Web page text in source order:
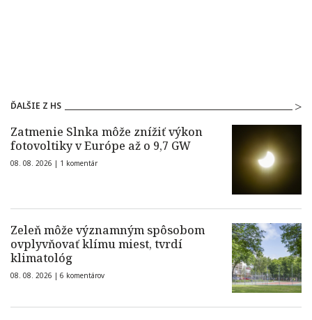
ĎALŠIE Z HS
Zatmenie Slnka môže znížiť výkon
fotovoltiky v Európe až o 9,7 GW
08. 08. 2026 | 1 komentár
Zeleň môže významným spôsobom
ovplyvňovať klímu miest, tvrdí
klimatológ
08. 08. 2026 | 6 komentárov